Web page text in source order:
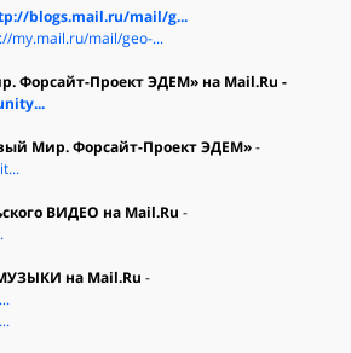
blogs.mail.ru/mail/g...
my.mail.ru/mail/geo-...
Форсайт-Проект ЭДЕМ» на Mail.Ru -
Мир. Форсайт-Проект ЭДЕМ»-
ВИДЕО на Mail.Ru -
на Mail.Ru -